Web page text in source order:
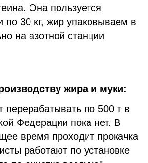
Она пользуется
30 кг, жир упаковываем в
на азотной станции
жира и муки:
перерабатывать по 500 т в
Федерации пока нет. В
время проходит прокачка
работают по установке